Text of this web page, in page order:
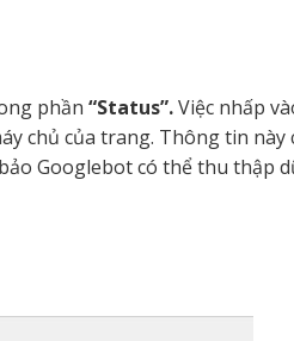
phần “Status”.Việc nhấp
chủ của trang. Thông tin này
Googlebot có thể thu thập